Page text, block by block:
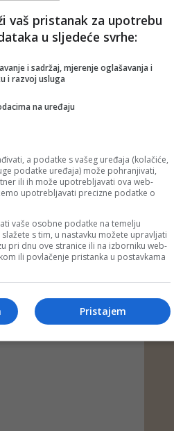
vaš pristanak za upotrebu
u sljedeće svrhe:
i sadržaj, mjerenje oglašavanja i
i razvoj usluga
na uređaju
a podatke s vašeg uređaja (kolačiće,
podatke uređaja) može pohranjivati,
ili ih može upotrebljavati ova web-
upotrebljavati precizne podatke o
vaše osobne podatke na temelju
s tim, u nastavku možete upravljati
pri dnu ove stranice ili na izborniku web-
ili povlačenje pristanka u postavkama
Pristajem